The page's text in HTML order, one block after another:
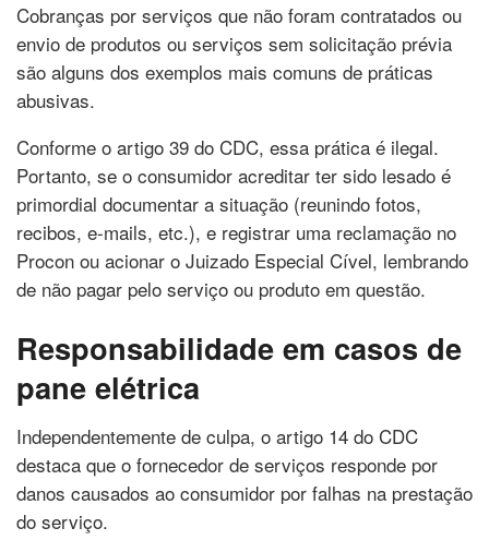
Cobranças por serviços que não foram contratados ou
envio de produtos ou serviços sem solicitação prévia
são alguns dos exemplos mais comuns de práticas
abusivas.
Conforme o artigo 39 do CDC, essa prática é ilegal.
Portanto, se o consumidor acreditar ter sido lesado é
primordial documentar a situação (reunindo fotos,
recibos, e-mails, etc.), e registrar uma reclamação no
Procon ou acionar o Juizado Especial Cível, lembrando
de não pagar pelo serviço ou produto em questão.
Responsabilidade em casos de
pane elétrica
Independentemente de culpa, o artigo 14 do CDC
destaca que o fornecedor de serviços responde por
danos causados ao consumidor por falhas na prestação
do serviço.